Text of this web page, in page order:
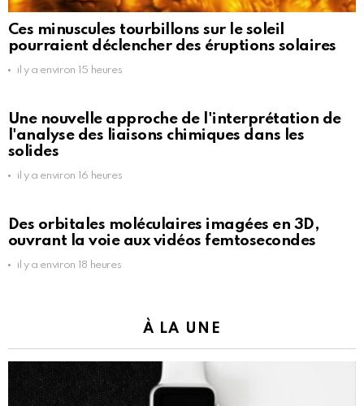
Ces minuscules tourbillons sur le soleil
pourraient déclencher des éruptions solaires
il y a environ 15 heures
Une nouvelle approche de l'interprétation de
l'analyse des liaisons chimiques dans les
solides
il y a environ 16 heures
Des orbitales moléculaires imagées en 3D,
ouvrant la voie aux vidéos femtosecondes
il y a environ 18 heures
À LA UNE